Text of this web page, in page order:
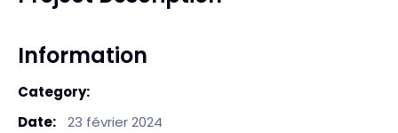
Information
Category:
Date:
23 février 2024